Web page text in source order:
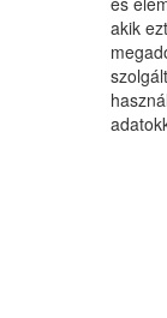
akik